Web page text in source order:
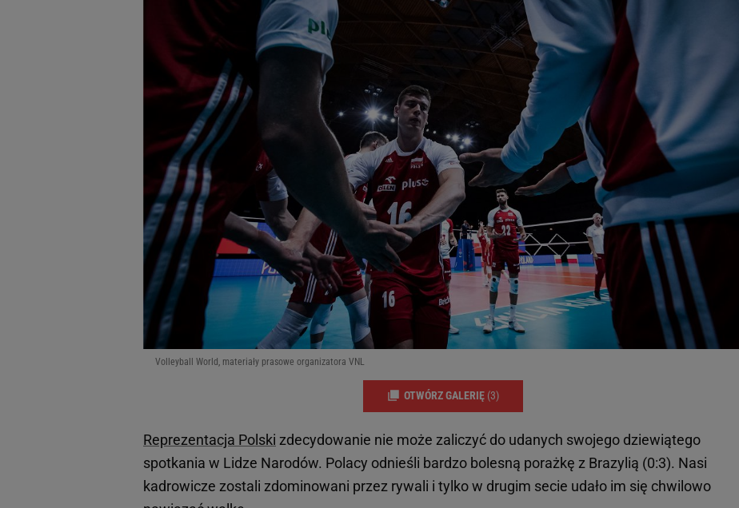
Volleyball World, materiały prasowe organizatora VNL
OTWÓRZ GALERIĘ (3)
Reprezentacja Polski zdecydowanie nie może zaliczyć do udanych swojego dziewiątego
spotkania w Lidze Narodów. Polacy odnieśli bardzo bolesną porażkę z Brazylią (0:3). Nasi
kadrowicze zostali zdominowani przez rywali i tylko w drugim secie udało im się chwilowo